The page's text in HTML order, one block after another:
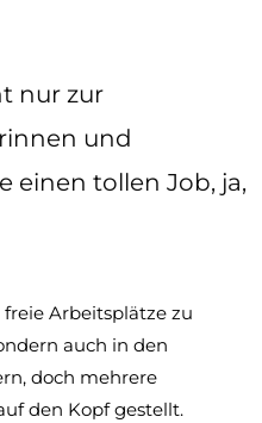
nur zur
und
einen tollen Job, ja,
Arbeitsplätze zu
auch in den
doch mehrere
den Kopf gestellt.